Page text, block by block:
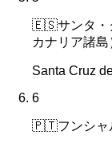
🇪🇸サンタ・
カナリア諸島
Santa Cruz
6
🇵🇹フンシャ